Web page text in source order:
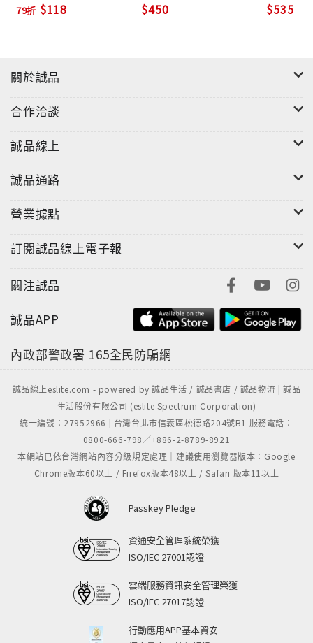
79折 $118 $450 $535
關於誠品
合作洽談
誠品線上
誠品通路
營業據點
訂閱誠品線上電子報
關注誠品
誠品APP
內政部警政署 165全民防騙網
誠品線上eslite.com - powered by 誠品生活 / 誠品書店 / 誠品物流 | 誠品
生活股份有限公司 (eslite Spectrum Corporation)
統一編號：27952966 | 台灣台北市信義區松德路204號B1 服務電話：
0800-666-798／+886-2-8789-8921
本網站已依台灣網站內容分級規定處理｜建議使用瀏覽器版本：Google
Chrome版本60以上 / Firefox版本48以上 / Safari 版本11以上
Passkey Pledge
資通安全管理系統榮獲
ISO/IEC 27001認證
雲端服務資訊安全管理榮獲
ISO/IEC 27017認證
行動應用APP基本資安